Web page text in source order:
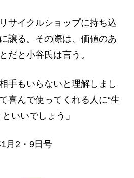
サイクルショップに持ち込
譲る。その際は、価値のあ
だと小谷氏は言う。
手もいらないと理解しまし
喜んで使ってくれる人に“生
いいでしょう」
月2・9日号